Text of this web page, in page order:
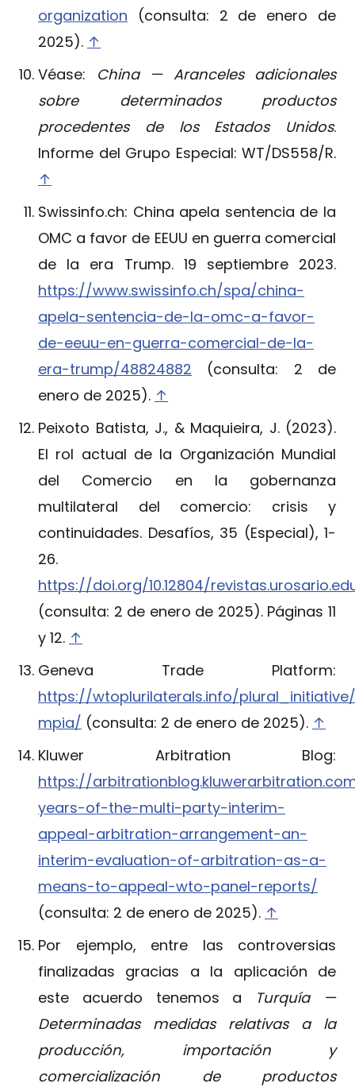
organization (consulta: 2 de enero de
2025). ↑
Véase: China — Aranceles adicionales
sobre determinados productos
procedentes de los Estados Unidos.
Informe del Grupo Especial: WT/DS558/R.
↑
Swissinfo.ch: China apela sentencia de la
OMC a favor de EEUU en guerra comercial
de la era Trump. 19 septiembre 2023.
https://www.swissinfo.ch/spa/china-
apela-sentencia-de-la-omc-a-favor-
de-eeuu-en-guerra-comercial-de-la-
era-trump/48824882 (consulta: 2 de
enero de 2025). ↑
Peixoto Batista, J., & Maquieira, J. (2023).
El rol actual de la Organización Mundial
del Comercio en la gobernanza
multilateral del comercio: crisis y
continuidades. Desafíos, 35 (Especial), 1-
26.
https://doi.org/10.12804/
(consulta: 2 de enero de 2025). Páginas 11
y 12. ↑
Geneva Trade Platform:
https://wtoplurilaterals.info/
mpia/ (consulta: 2 de enero de 2025). ↑
Kluwer Arbitration Blog:
https://
years-of-the-multi-party-interim-
appeal-arbitration-arrangement-an-
interim-evaluation-of-arbitration-as-a-
means-to-appeal-wto-panel-reports/
(consulta: 2 de enero de 2025). ↑
Por ejemplo, entre las controversias
finalizadas gracias a la aplicación de
este acuerdo tenemos a
Turquía —
Determinadas medidas relativas a la
producción, importación y
comercialización de productos